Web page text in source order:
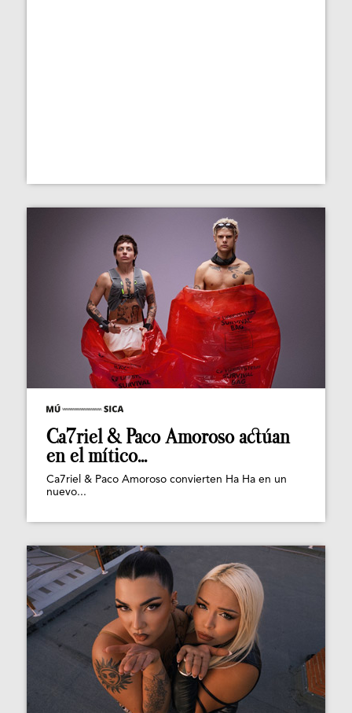
Ca7riel & Paco Amoroso actúan
en el mítico...
Ca7riel & Paco Amoroso convierten Ha Ha en un
nuevo...